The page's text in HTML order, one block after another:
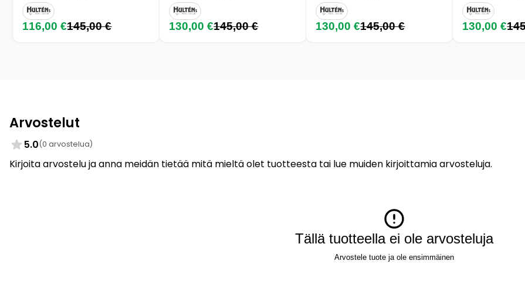
116,00 €145,00 € 130,00 €145,00 € 130,00 €145,00 € 130,00 €
Arvostelut
5.0(0 arvostelua)
Kirjoita arvostelu ja anna meidän tietää mitä mieltä olet tuotteesta tai lue muiden kirjoittamia arvosteluja.
Tällä tuotteella ei ole arvosteluja
Arvostele tuote ja ole ensimmäinen